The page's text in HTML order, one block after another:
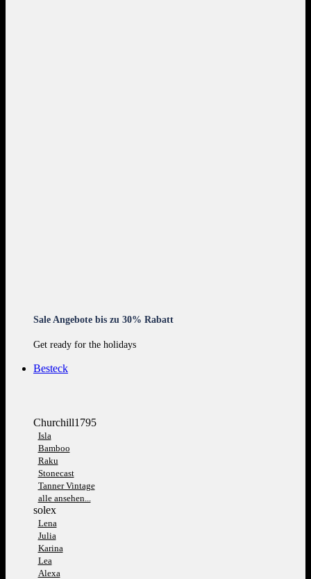
Sale Angebote bis zu 30% Rabatt
Get ready for the holidays
Besteck
Churchill1795
Isla
Bamboo
Raku
Stonecast
Tanner Vintage
alle ansehen...
solex
Lena
Julia
Karina
Lea
Alexa